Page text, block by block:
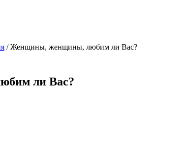
/Женщины, женщины, любим ли Вас?
ли Вас?